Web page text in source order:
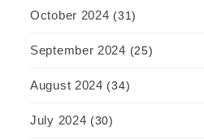
October 2024 (31)
September 2024 (25)
August 2024 (34)
July 2024 (30)